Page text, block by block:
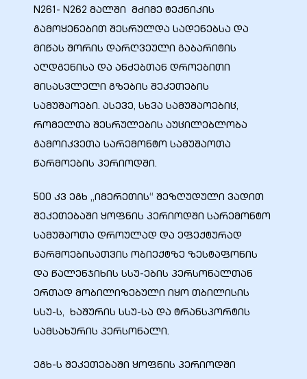
N261- N262 მალში მძიმე ტექნიკის
გამოყენებით შესრულდა სადენებსა და
მიწას შორის დარღვეული გაბარიტის
აღდგენისა და ანძებთან დროებითი
მისასვლელი გზების შეკეთების
სამუშაოები. ასევე, სხვა სამუშაოებიც,
რომელთა შესრულების აუცილებლობა
გამოიკვეთა სარემონტო სამუშაოთა
წარმოების პერიოდში.
500 კვ ეგხ „იმერეთის“ შეზღუდული ვადით
შეკეთებაში ყოფნის პერიოდში სარემონტო
სამუშაოთა დროულად და ეფექტურად
წარმოებისათვის ობიექტზე ზესტაფონის
და წალენჯიხის სსუ-ების პერსონალთან
ერთად მობილიზებული იყო თბილისის
სსუ-ს, ხაშურის სსუ-სა და ტრანსპორტის
სამსახურის პერსონალი.
ეგხ-ს შეკეთებაში ყოფნის პერიოდში